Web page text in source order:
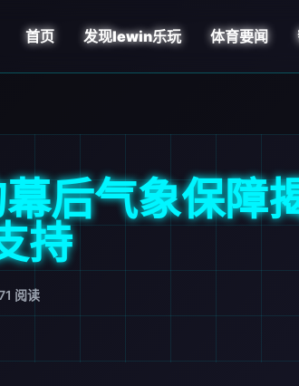
首页 发现lewin乐玩 体育要闻
后气象保障
持
阅读